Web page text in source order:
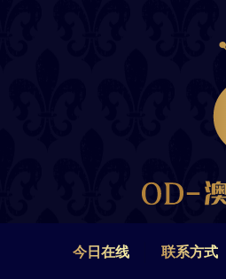
今日在线 联系方式